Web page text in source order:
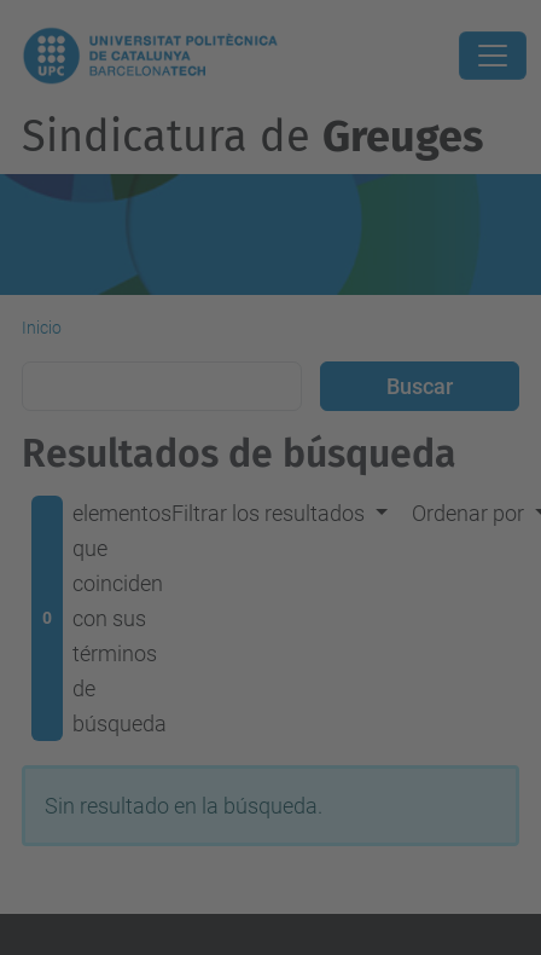
Sindicatura de Greuges
Inicio
Resultados de búsqueda
0
elementos
que
coinciden
con sus
términos
de
búsqueda
Filtrar los resultados Ordenar por
Sin resultado en la búsqueda.